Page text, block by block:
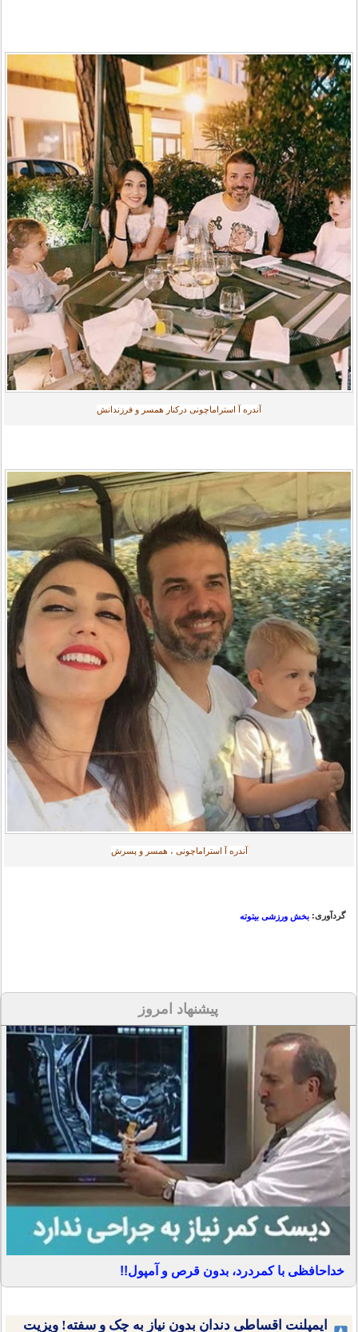
آندره آ استراماچونی درکنار همسر و فرزندانش
آندره آ استراماچونی ، همسر و پسرش
گردآوری: بخش ورزشی بیتوته
پیشنهاد امروز
خداحافظی با کمردرد، بدون قرص و آمپول!!
ایمپلنت اقساطی دندان بدون نیاز به چک و سفته! ویزیت